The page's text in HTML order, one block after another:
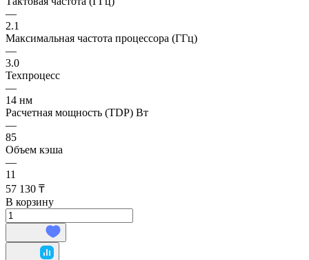
—
2.1
Максимальная частота процессора (ГГц)
—
3.0
Техпроцесс
—
14 нм
Расчетная мощность (TDP) Вт
—
85
Объем кэша
—
11
57 130 ₸
В корзину